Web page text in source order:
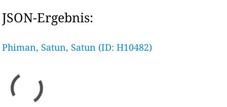
JSON-Ergebnis:
Phiman, Satun, Satun (ID: H10482)